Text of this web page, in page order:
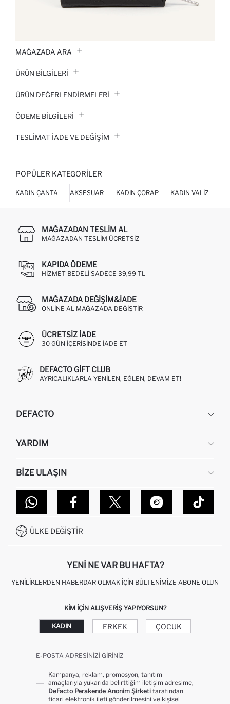
MAĞAZADA ARA
ÜRÜN BILGILERI
ÜRÜN DEĞERLENDİRMELERİ
ÖDEME BİLGİLERİ
TESLIMAT İADE VE DEĞIŞIM
POPÜLER KATEGORILER
KADIN ÇANTA AKSESUAR KADIN ÇORAP KADIN VALIZ
MAĞAZADAN TESLIM AL
MAĞAZADAN TESLIM ÜCRETSIZ
KAPIDA ÖDEME
HIZMET BEDELI SADECE 39,99 TL
MAĞAZADA DEĞIŞIM&İADE
ONLINE AL MAĞAZADA DEĞIŞTIR
ÜCRETSIZ IADE
30 GÜN IÇERISINDE IADE ET
DEFACTO GIFT CLUB
AYRICALIKLARLA YENILEN, EĞLEN, DEVAM ET!
DEFACTO
HAKKIMIZDA
KURUMSAL SATIŞ
DEFACTO TEKNOLOJI
SITEMAP
YARDIM
SIPARIŞIMI NASIL TAKIP EDERIM?
NASIL İADE EDERIM?
GIFT CLUB SIKÇA SORULAN SORULAR
İŞLEM REHBERI
KAMPANYALAR
BIZE ULAŞIN
MAĞAZALARIMIZ
İLETIŞIM FORMU
0850 333 22 86
ÜLKE DEĞIŞTIR
YENI NE VAR BU HAFTA?
YENILIKLERDEN HABERDAR OLMAK İÇIN BÜLTENIMIZE ABONE OLUN
KIM IÇIN ALIŞVERIŞ YAPIYORSUN?
KADIN ERKEK ÇOCUK
E-POSTA ADRESINIZI GIRINIZ
Kampanya, reklam, promosyon, tanıtım
amaçlarıyla yukarıda belirttiğim iletişim adresime,
DeFacto Perakende Anonim Şirketi tarafından
ticari elektronik ileti gönderilmesini ve kişisel